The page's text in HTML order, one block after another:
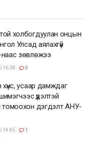
холбогдуулан онцын
Улсад аялахгүй
зөвлөжээ
16:38 0
усаар дамждаг
үүдэлтэй
томоохон дэгдэлт АНУ-
14:45 1